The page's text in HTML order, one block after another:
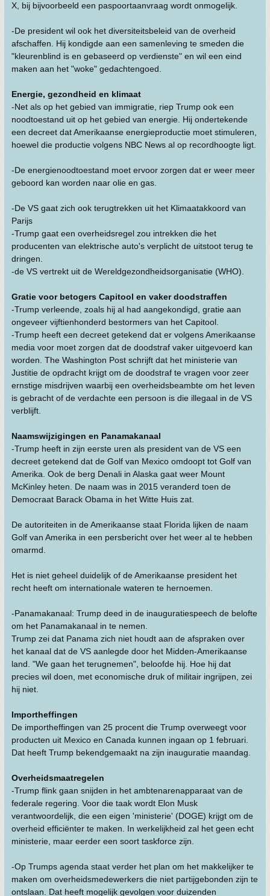
X, bij bijvoorbeeld een paspoortaanvraag wordt onmogelijk.
-De president wil ook het diversiteitsbeleid van de overheid
afschaffen. Hij kondigde aan een samenleving te smeden die
"kleurenblind is en gebaseerd op verdienste" en wil een eind
maken aan het "woke" gedachtengoed.
Energie, gezondheid en klimaat
-Net als op het gebied van immigratie, riep Trump ook een
noodtoestand uit op het gebied van energie. Hij ondertekende
een decreet dat Amerikaanse energieproductie moet stimuleren,
hoewel die productie volgens NBC News al op recordhoogte ligt.
-De energienoodtoestand moet ervoor zorgen dat er weer meer
geboord kan worden naar olie en gas.
-De VS gaat zich ook terugtrekken uit het Klimaatakkoord van
Parijs
-Trump gaat een overheidsregel zou intrekken die het
producenten van elektrische auto's verplicht de uitstoot terug te
dringen.
-de VS vertrekt uit de Wereldgezondheidsorganisatie (WHO).
Gratie voor betogers Capitool en vaker doodstraffen
-Trump verleende, zoals hij al had aangekondigd, gratie aan
ongeveer vijftienhonderd bestormers van het Capitool.
-Trump heeft een decreet getekend dat er volgens Amerikaanse
media voor moet zorgen dat de doodstraf vaker uitgevoerd kan
worden. The Washington Post schrijft dat het ministerie van
Justitie de opdracht krijgt om de doodstraf te vragen voor zeer
ernstige misdrijven waarbij een overheidsbeambte om het leven
is gebracht of de verdachte een persoon is die illegaal in de VS
verblijft.
Naamswijzigingen en Panamakanaal
-Trump heeft in zijn eerste uren als president van de VS een
decreet getekend dat de Golf van Mexico omdoopt tot Golf van
Amerika. Ook de berg Denali in Alaska gaat weer Mount
McKinley heten. De naam was in 2015 veranderd toen de
Democraat Barack Obama in het Witte Huis zat.
De autoriteiten in de Amerikaanse staat Florida lijken de naam
Golf van Amerika in een persbericht over het weer al te hebben
omarmd.
Het is niet geheel duidelijk of de Amerikaanse president het
recht heeft om internationale wateren te hernoemen.
-Panamakanaal: Trump deed in de inauguratiespeech de belofte
om het Panamakanaal in te nemen.
Trump zei dat Panama zich niet houdt aan de afspraken over
het kanaal dat de VS aanlegde door het Midden-Amerikaanse
land. "We gaan het terugnemen", beloofde hij. Hoe hij dat
precies wil doen, met economische druk of militair ingrijpen, zei
hij niet.
Importheffingen
De importheffingen van 25 procent die Trump overweegt voor
producten uit Mexico en Canada kunnen ingaan op 1 februari.
Dat heeft Trump bekendgemaakt na zijn inauguratie maandag.
Overheidsmaatregelen
-Trump flink gaan snijden in het ambtenarenapparaat van de
federale regering. Voor die taak wordt Elon Musk
verantwoordelijk, die een eigen 'ministerie' (DOGE) krijgt om de
overheid efficiënter te maken. In werkelijkheid zal het geen echt
ministerie, maar eerder een soort taskforce zijn.
-Op Trumps agenda staat verder het plan om het makkelijker te
maken om overheidsmedewerkers die niet partijgebonden zijn te
ontslaan. Dat heeft mogelijk gevolgen voor duizenden